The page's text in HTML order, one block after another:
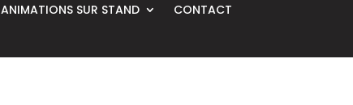
ANIMATIONS SUR STAND CONTACT